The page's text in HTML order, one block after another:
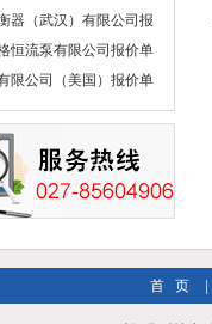
器（武汉）有限公司报
恒流泵有限公司报价单
限公司（美国）报价单
首 页